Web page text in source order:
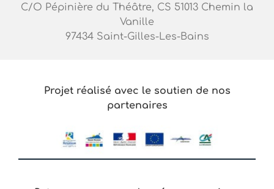
C/O Pépinière du Théâtre, CS 51013 Chemin la
Vanille
97434 Saint-Gilles-Les-Bains
Projet réalisé avec le soutien de nos
partenaires